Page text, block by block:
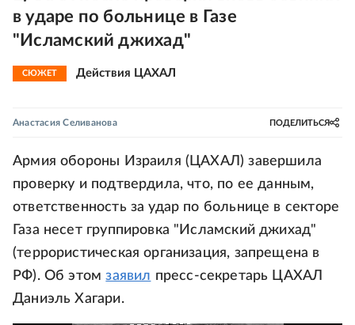
в ударе по больнице в Газе
"Исламский джихад"
СЮЖЕТ Действия ЦАХАЛ
Анастасия Селиванова ПОДЕЛИТЬСЯ
Армия обороны Израиля (ЦАХАЛ) завершила
проверку и подтвердила, что, по ее данным,
ответственность за удар по больнице в секторе
Газа несет группировка "Исламский джихад"
(террористическая организация, запрещена в
РФ). Об этомзаявил пресс-секретарь ЦАХАЛ
Даниэль Хагари.